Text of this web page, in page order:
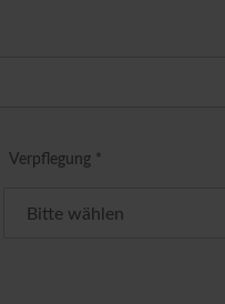
Verpflegung *